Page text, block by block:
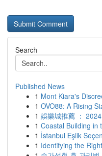
Search
Published News
1 Mont Kiara's
1 OVO88: A Rising
1 娛樂城推薦 ：
1 Coastal Building in
1 İstanbul Eşlik
1 Identifying the